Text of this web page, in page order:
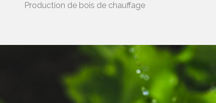
Production de bois de chauffage